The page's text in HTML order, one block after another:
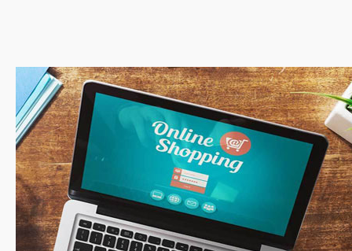
Δυναμικό responsive ηλεκτρονικό κατάστημα
Απεριόριστα προϊόντα και επιλογές